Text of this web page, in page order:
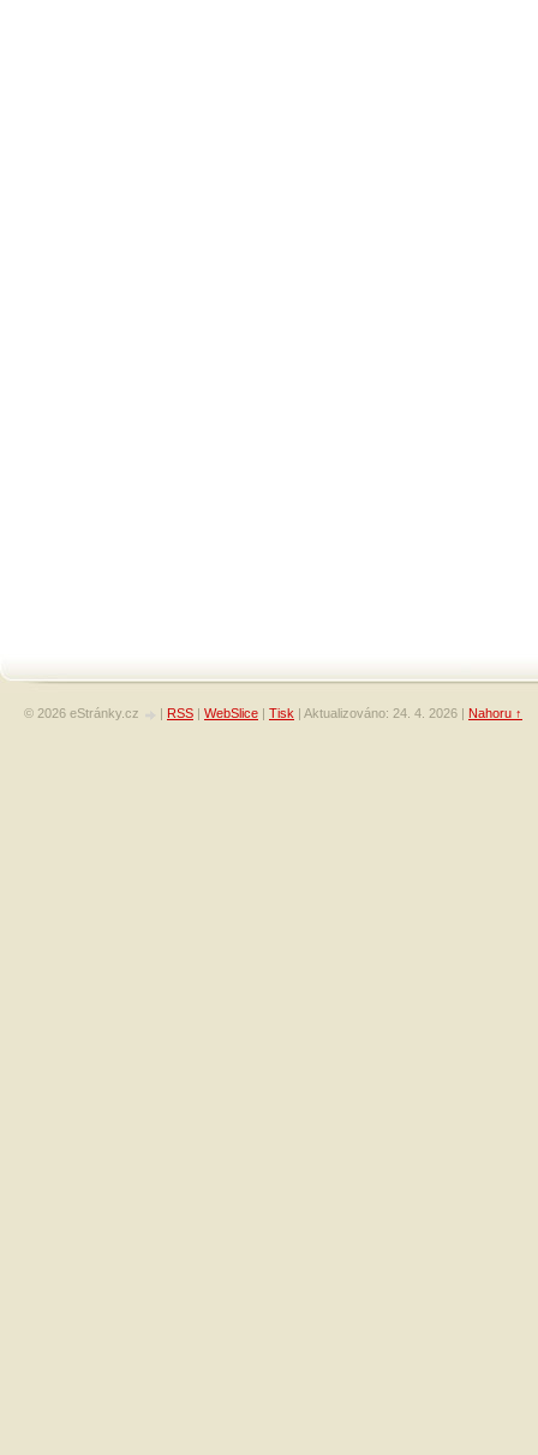
© 2026 eStránky.cz | RSS | WebSlice | Tisk | Aktualizováno: 24. 4. 2026 | Nahoru ↑